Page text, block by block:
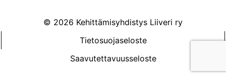
© 2026 Kehittämisyhdistys Liiveri ry
Tietosuojaseloste
Saavutettavuusseloste